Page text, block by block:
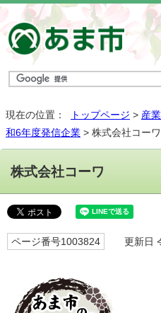
現在の位置： トップページ > 産
和6年度発信企業 > 株式会社コーワ
株式会社コーワ
ページ番号1003824 更新日